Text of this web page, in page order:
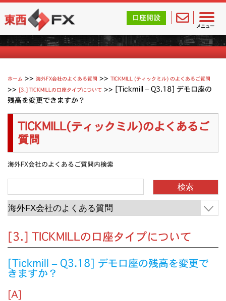
メニュー
東西FX｜海外FX会社（ブローカー）の無料口座開設サポ
口座開設
Tickmill (ティックミル) よくあるご質問
ホーム >>海外FX会社のよくある質問 >>TICKMILL (ティックミル) のよくあるご質問
>> [3.] TICKMILLの口座タイプについて >> [Tickmill – Q3.18] デモ口座の
残高を変更できますか？
TICKMILL(ティックミル)のよくあるご
質問
海外FX会社のよくあるご質問内検索
[3.] TICKMILLの口座タイプについて
[Tickmill – Q3.18] デモ口座の残高を変更で
きますか？
[A]